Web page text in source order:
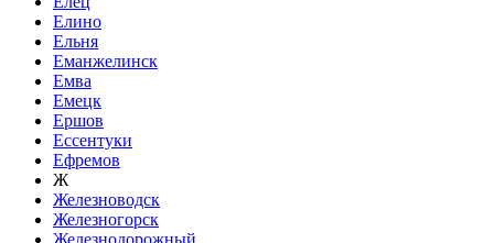
Елино
Ельня
Еманжелинск
Емва
Емецк
Ершов
Ессентуки
Ефремов
Ж
Железноводск
Железногорск
Железнодорожный